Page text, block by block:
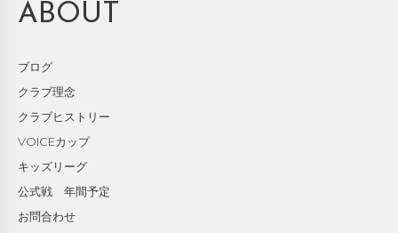
ABOUT
ブログ
クラブ理念
クラブヒストリー
VOICEカップ
キッズリーグ
公式戦 年間予定
お問合わせ